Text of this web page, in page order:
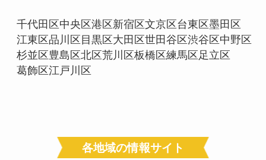
千代田区 中央区港区 新宿区文京区 台東区墨田区
江東区 品川区 目黒区 大田区世田谷区渋谷区 中野区
杉並区 豊島区北区荒川区板橋区練馬区 足立区
葛飾区江戸川区
各地域の情報サイト